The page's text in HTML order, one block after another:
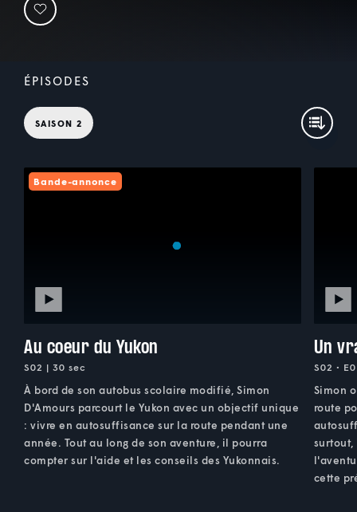
ÉPISODES
SAISON 2
Bande-annonce
Au coeur du Yukon
S02 | 30 sec
À bord de son autobus scolaire modifié, Simon
D'Amours parcourt le Yukon avec un objectif unique
: vivre en autosuffisance sur la route pendant une
année. Tout au long de son aventure, il pourra
compter sur l'aide et les conseils des Yukonnais.
Un
S02 •
Simon
route
surtout,
cette